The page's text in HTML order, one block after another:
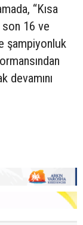
“Kısa
son 16 ve
şampiyonluk
devamını